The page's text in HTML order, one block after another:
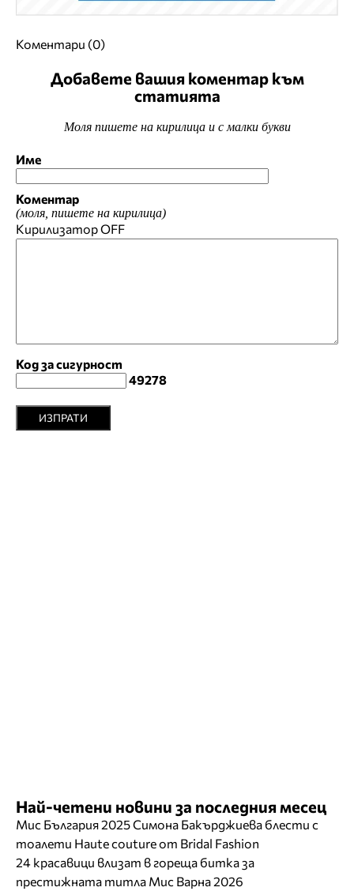
Коментари (0)
Добавете вашия коментар към
статията
Моля пишете на кирилица и с малки букви
Име
Коментар
(моля, пишете на кирилица)
КирилизаторOFF
Код за сигурност
49278
ИЗПРАТИ
Най-четени новини за последния месец
Мис България 2025 Симона Бакърджиева блести с
тоалети Haute couture от Bridal Fashion
24 красавици влизат в гореща битка за
престижната титла Мис Варна 2026